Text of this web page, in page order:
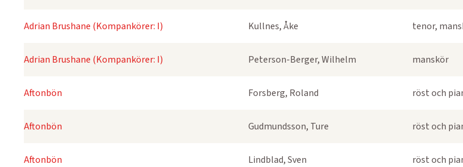
Adrian Brushane (Kompankörer: I) Kullnes, Åke tenor,
Adrian Brushane (Kompankörer: I) Peterson-Berger, Wilhelm manskör
Aftonbön Forsberg, Roland röst och
Aftonbön Gudmundsson, Ture röst och
Aftonbön Lindblad, Sven röst och